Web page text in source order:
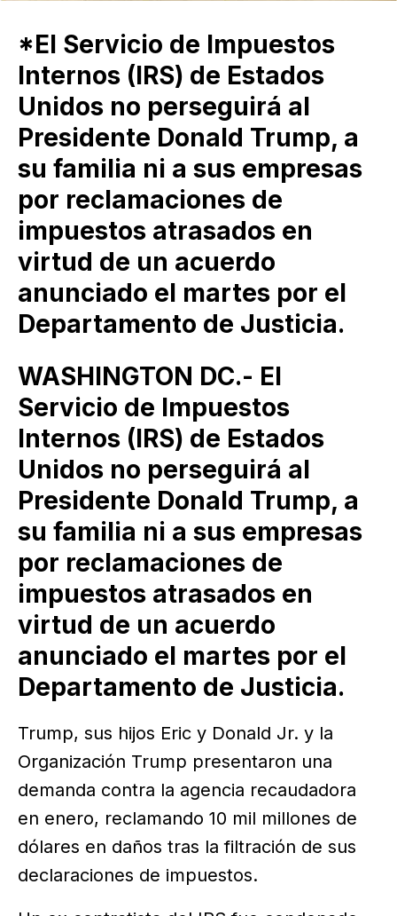
*El Servicio de Impuestos
Internos (IRS) de Estados
Unidos no perseguirá al
Presidente Donald Trump, a
su familia ni a sus empresas
por reclamaciones de
impuestos atrasados en
virtud de un acuerdo
anunciado el martes por el
Departamento de Justicia.
WASHINGTON DC.- El
Servicio de Impuestos
Internos (IRS) de Estados
Unidos no perseguirá al
Presidente Donald Trump, a
su familia ni a sus empresas
por reclamaciones de
impuestos atrasados en
virtud de un acuerdo
anunciado el martes por el
Departamento de Justicia.
Trump, sus hijos Eric y Donald Jr. y la
Organización Trump presentaron una
demanda contra la agencia recaudadora
en enero, reclamando 10 mil millones de
dólares en daños tras la filtración de sus
declaraciones de impuestos.